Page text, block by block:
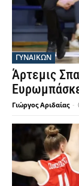
ΓΥΝΑΙΚΩΝ
Άρτεμις
Γιώργος Αριδαίας -